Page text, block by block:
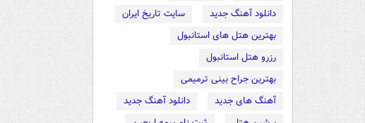
دانلود آهنگ جدید
سایت تاریخ ایران
بهترین هتل های استانبول
رزرو هتل استانبول
بهترین جراح بینی ترمیمی
آهنگ های جدید
دانلود آهنگ جدید